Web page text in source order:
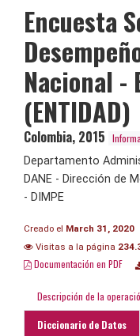
Encuesta
Nacional -
(ENTIDAD)
Colombia, 2015
Departamento
DANE - Dirección de
- DIMPE
Creado el March 31, 2020
Visitas a la página
Documentación en PDF
Descripción de la
Diccionario de Datos